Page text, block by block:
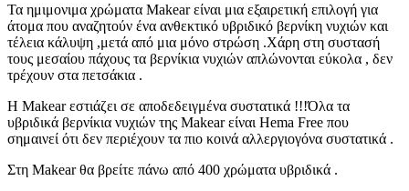
Τα ημιμονιμα χρώματα Makear είναι μια εξαιρετική επιλογή για
άτομα που αναζητούν ένα ανθεκτικό υβριδικό βερνίκη νυχιών και
τέλεια κάλυψη ,μετά από μια μόνο στρώση .Χάρη στη συστασή
τους μεσαίου πάχους τα βερνίκια νυχιών απλώνονται εύκολα , δεν
τρέχουν στα πετσάκια .
Η Makear εστιάζει σε αποδεδειγμένα συστατικά !!!Όλα τα
υβριδικά βερνίκια νυχιών της Makear είναι Hema Free που
σημαινεί ότι δεν περιέχουν τα πιο κοινά αλλεργιογόνα συστατικά .
Στη Makear θα βρείτε πάνω από 400 χρώματα υβριδικά .